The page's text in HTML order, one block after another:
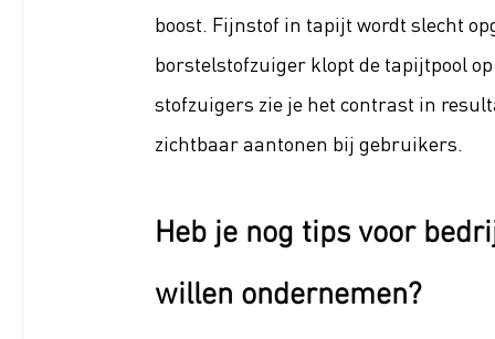
boost. Fijnstof in tapijt wordt slecht
borstelstofzuiger klopt de tapijtpool
stofzuigers zie je het contrast in
zichtbaar aantonen bij gebruikers.
Heb je nog tips voor
willen ondernemen?